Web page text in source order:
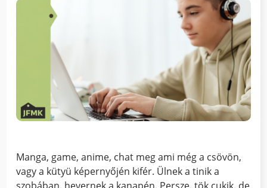
Manga, game, anime, chat meg ami még a csövön,
vagy a kütyü képernyőjén kifér. Ülnek a tinik a